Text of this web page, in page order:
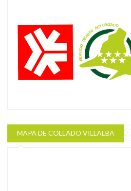
MAPA DE COLLADO VILLALBA